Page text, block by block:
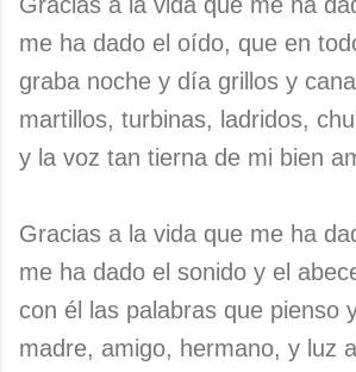
me ha dado el oído, que en
graba noche y día grillos y
martillos, turbinas, ladridos,
y la voz tan tierna de mi bien
Gracias a la vida que me ha
me ha dado el sonido y el
con él las palabras que pienso
madre, amigo, hermano, y luz